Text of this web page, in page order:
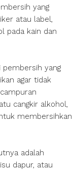
yang
atau label,
pada kain dan
yang
agar tidak
cangkir alkohol,
membersihkan
adalah
dapur, atau